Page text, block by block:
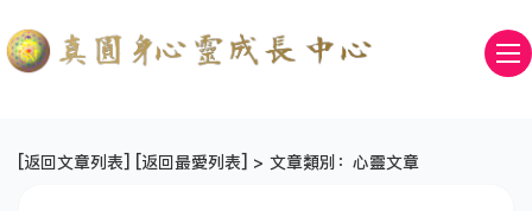
[返回文章列表] [返回最愛列表] > 文章類別：心靈文章